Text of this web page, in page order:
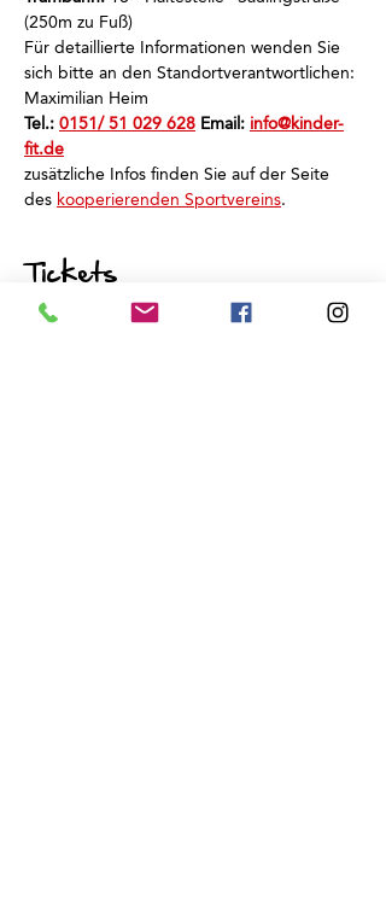
(250m zu Fuß)
Für detaillierte Informationen wenden Sie
sich bitte an den Standortverantwortlichen:
Maximilian Heim
Tel.: 0151/ 51 029 628 Email: info@kinder-
fit.de
zusätzliche Infos finden Sie auf der Seite
des kooperierenden Sportvereins.
Tickets